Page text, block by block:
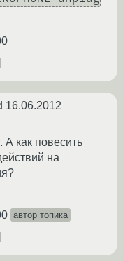
16.06.2012
А как повесить
на
автор топика